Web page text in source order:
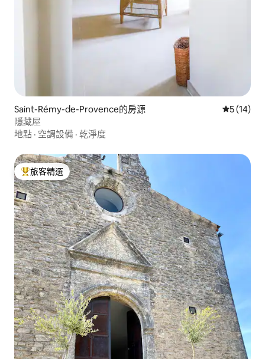
Saint-Rémy-de-Provence的房源 從 14 則
5 (14)
隱藏屋
地點 · 空調設備 · 乾淨度
旅客精選榜首
旅客精選